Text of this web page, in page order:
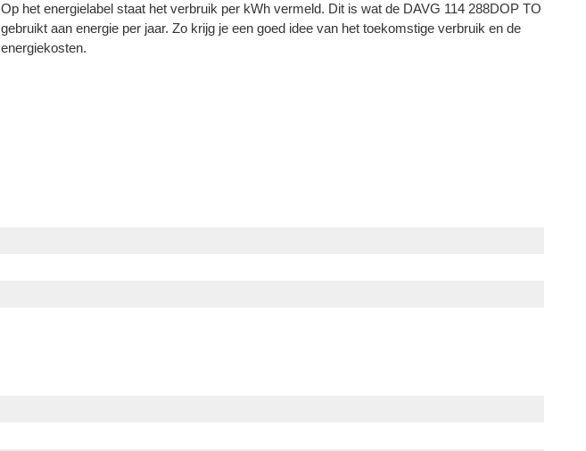
Op het energielabel staat het verbruik per kWh vermeld. Dit is wat de DAVG 114 288DOP TO
gebruikt aan energie per jaar. Zo krijg je een goed idee van het toekomstige verbruik en de
energiekosten.